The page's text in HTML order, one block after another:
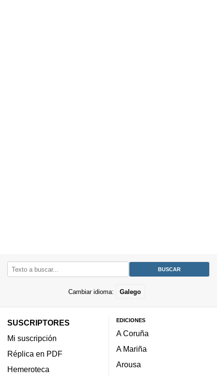
Cambiar idioma: Galego
SUSCRIPTORES
Mi suscripción
Réplica en PDF
Hemeroteca
EDICIONES
A Coruña
A Mariña
Arousa